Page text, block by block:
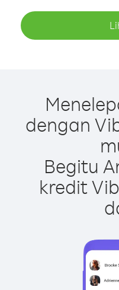
dengan
Begitu
kredit